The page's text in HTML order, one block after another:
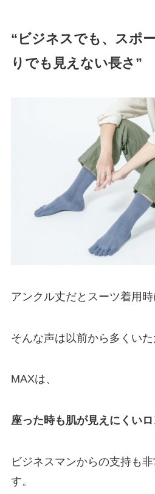
“ビジネスでも、スポ
りでも見えない長さ”
アンクル丈だとスーツ着用
そんな声は以前から多くいた
MAXは、
座った時も肌が見えにくい
ビジネスマンからの支持も
す。